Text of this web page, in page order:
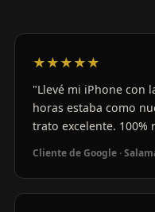
★★★★★
"Llevé mi iPhone con
horas estaba como
trato excelente. 100%
Cliente de Google ·